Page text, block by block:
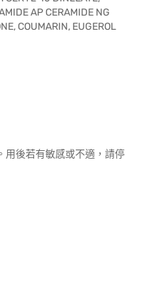
AP CERAMIDE NG
COUMARIN, EUGEROL
用後若有敏感或不適，請停